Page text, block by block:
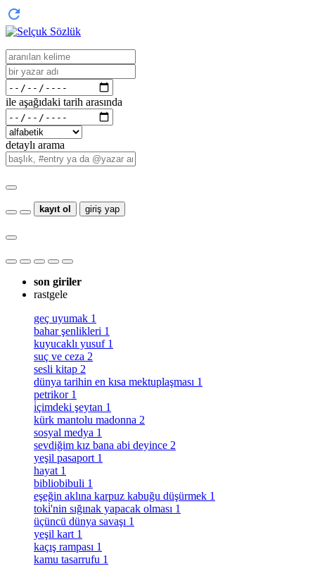
ile aşağıdaki tarih arasında
detaylı arama
kayıt ol giriş yap
son giriler
rastgele
geç uyumak 1
bahar şenlikleri 1
kuyucaklı yusuf 1
suç ve ceza 2
sesli kitap 2
dünya tarihin en kısa mektuplaşması 1
petrikor 1
i̇çimdeki şeytan 1
kürk mantolu madonna 2
sosyal medya 1
sevdiğim kız bana abi deyince 2
yeşil pasaport 1
hayat 1
bibliobibuli 1
eşeğin aklına karpuz kabuğu düşürmek 1
toki̇'nin sığınak yapacak olması 1
üçüncü dünya savaşı 1
yeşil kart 1
kaçış rampası 1
kamu tasarrufu 1